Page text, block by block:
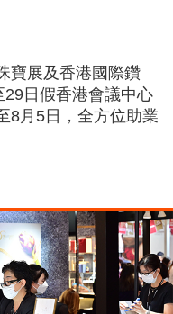
寶展及香港國際鑽
日假香港會議中心
8月5日，全方位助業